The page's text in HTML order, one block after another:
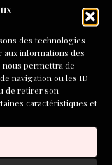
des technologies
aux informations des
nous permettra de
navigation ou les ID
de retirer son
caractéristiques et